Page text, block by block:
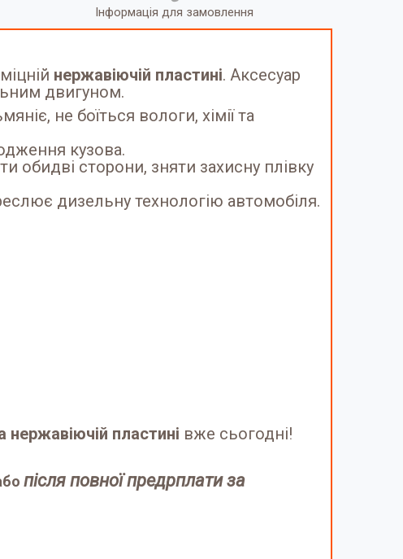
Інформація для замовлення
нержавіючій пластині. Аксесуар
двигуном.
не боїться вологи, хімії та
кузова.
обидві сторони, зняти захисну плівку
дизельну технологію автомобіля.
нержавіючій пластині вже сьогодні!
після повної предрплати за